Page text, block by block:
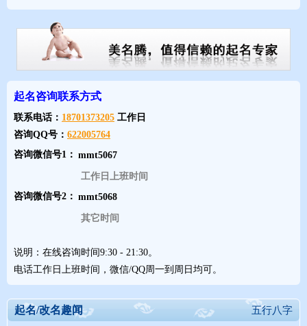
在读幼儿园)！记者这次还从名单上搜到了唐朝、姜
涞……
有心旷神怡型的：阳光、盛开、凌岑、程曦、
卢山……
有积极上进型的：陈稳、尚进……
有美好祝愿型的：许诺、袁满、童心……
马天宇、焦恩俊……
想改名了，方便吗
取名字门道多，若以后想改名字了，方便吗？
改个名字真的很复杂，而且18周岁(不含18周岁)以下
琐。所以，未来的新手爸妈给孩子取名千万要多想
想，如果不想有太多重名，记得收藏好这份调查
起名咨询联系方式
联系电话： 18701373205 工作日
咨询QQ号： 622005764
咨询微信号1：
工作日上班时间
咨询微信号2：
其它时间
说明：在线咨询时间9:30 - 21:30。
电话工作日上班时间，微信/QQ周一到周日均可。
五行八字
起名/改名趣闻